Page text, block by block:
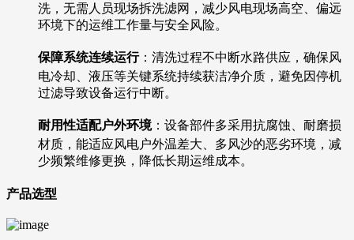
洗，无需人员现场拆洗滤网，减少风电现场高空、偏远
环境下的运维工作量与安全风险。
保障系统连续运行：清洗过程不中断水路供应，确保风
电冷却、液压等关键系统持续获洁净介质，避免因停机
过滤导致设备运行中断。
耐用性适配户外环境：设备部件多采用抗腐蚀、耐磨损
材质，能适应风电户外温差大、多风沙的恶劣环境，减
少频繁维修更换，降低长期运维成本。
产品选型